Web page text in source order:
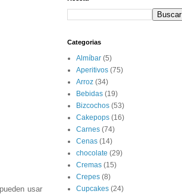
usar
Categorias
Almíbar (5)
Aperitivos (75)
Arroz (34)
Bebidas (19)
Bizcochos (53)
Cakepops (16)
Carnes (74)
Cenas (14)
chocolate (29)
Cremas (15)
Crepes (8)
Cupcakes (24)